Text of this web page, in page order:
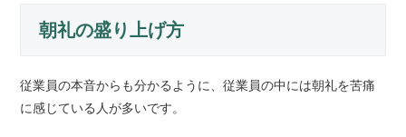
朝礼の盛り上げ方
従業員の本音からも分かるように、従業員の中には朝礼を苦痛
に感じている人が多いです。